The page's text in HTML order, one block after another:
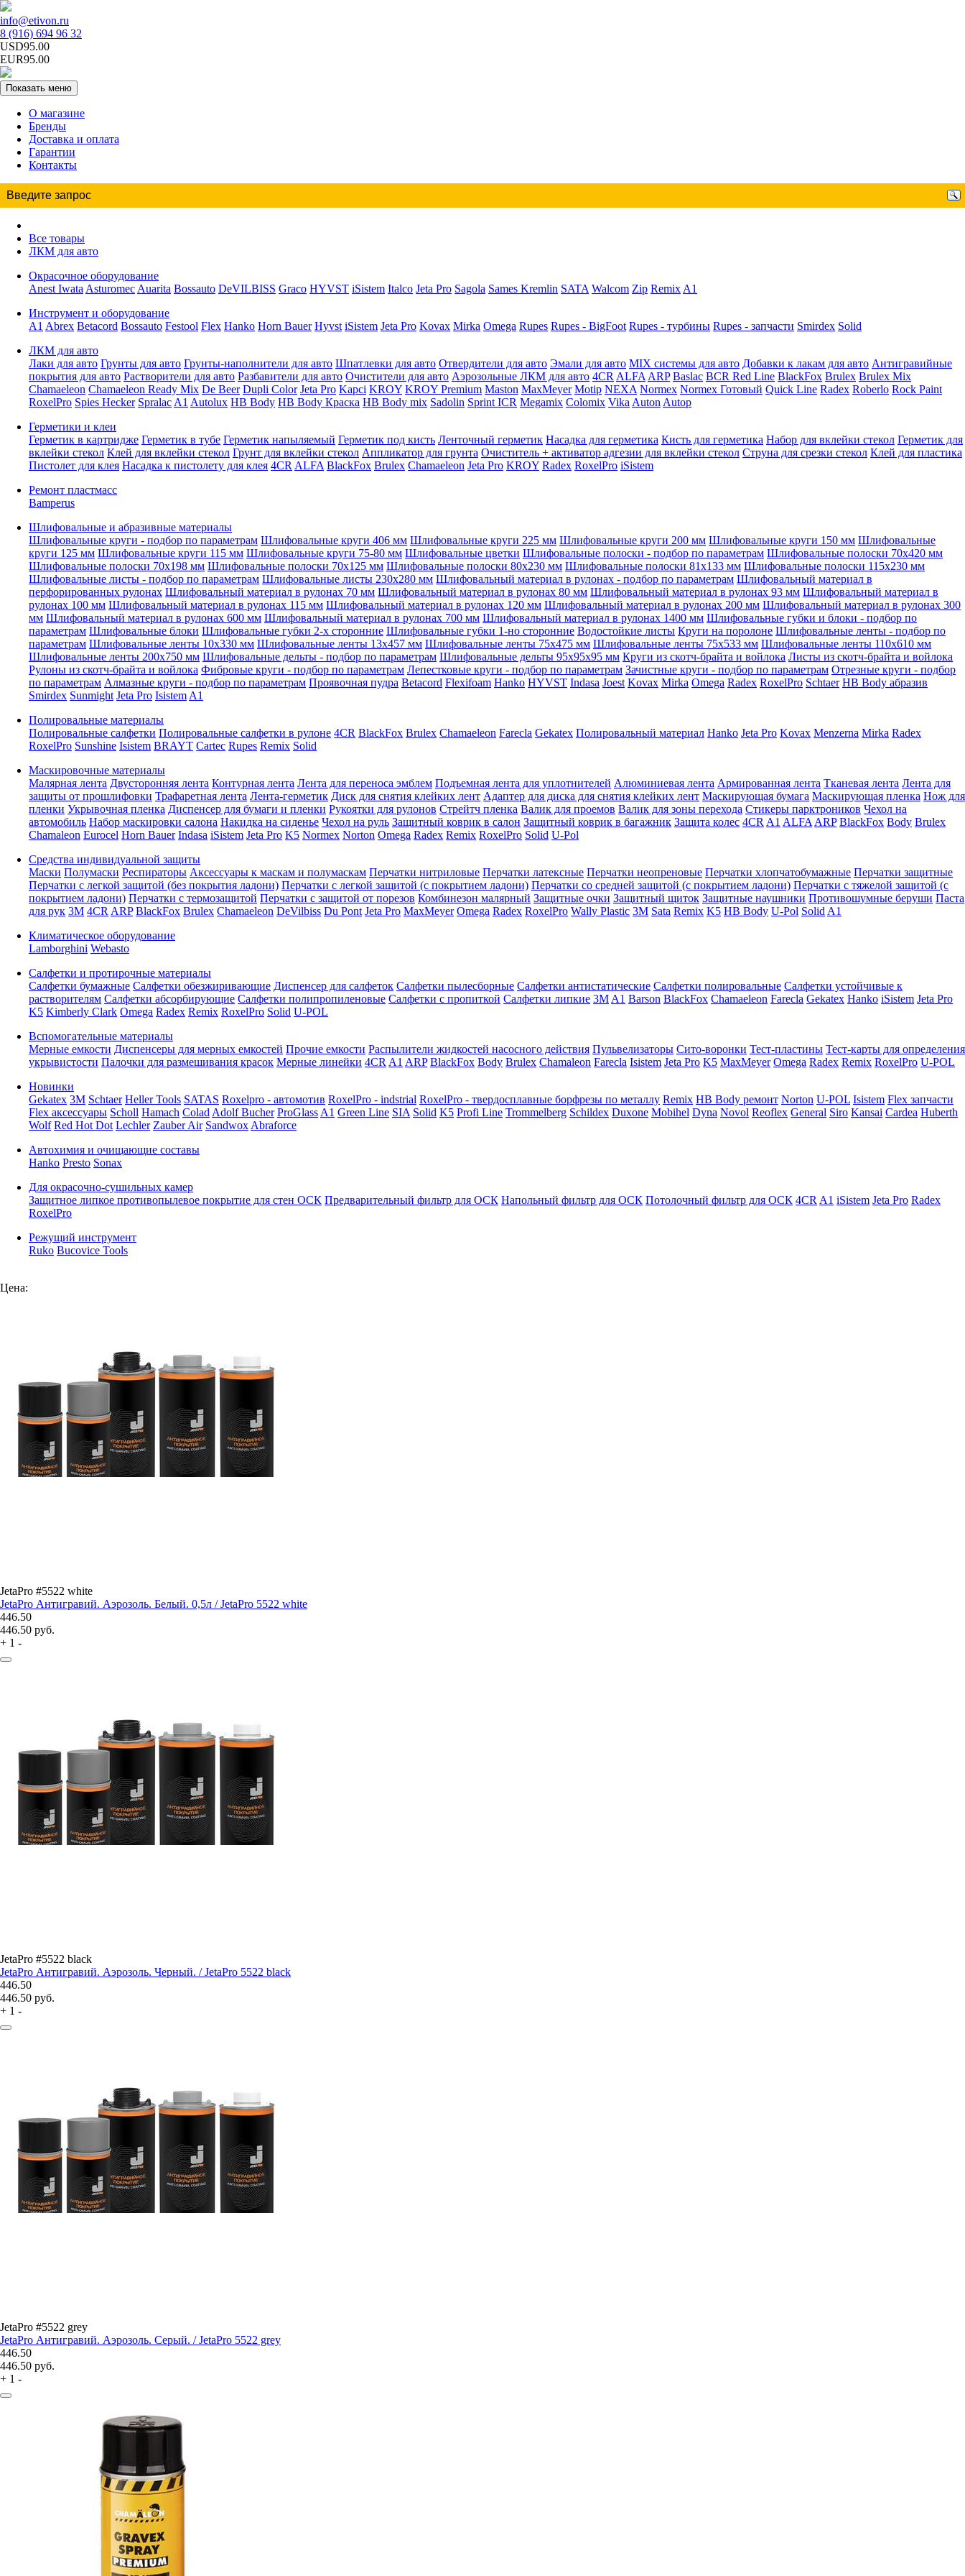
info@etivon.ru
8 (916) 694 96 32
USD95.00
EUR95.00
Показать меню
О магазине
Бренды
Доставка и оплата
Гарантии
Контакты
Все товары
ЛКМ для авто
Окрасочное оборудование
Anest Iwata Asturomec Auarita Bossauto DeVILBISS Graco HYVST iSistem Italco Jeta Pro Sagola Sames Kremlin SATA Walcom Zip Remix A1
Инструмент и оборудование
A1 Abrex Betacord Bossauto Festool Flex Hanko Horn Bauer Hyvst iSistem Jeta Pro Kovax Mirka Omega Rupes Rupes - BigFoot Rupes - турбины Rupes - запчасти Smirdex Solid
ЛКМ для авто
Лаки для авто Грунты для авто Грунты-наполнители для авто Шпатлевки для авто Отвердители для авто Эмали для авто MIX системы для авто Добавки к лакам для авто Антигравийные
покрытия для авто Растворители для авто Разбавители для авто Очистители для авто Аэрозольные ЛКМ для авто 4CR ALFA ARP Baslac BCR Red Line BlackFox Brulex Brulex Mix
Chamaeleon Chamaeleon Ready Mix De Beer Dupli Color Jeta Pro Kapci KROY KROY Premium Maston MaxMeyer Motip NEXA Normex Normex Готовый Quick Line Radex Roberlo Rock Paint
RoxelPro Spies Hecker Spralac A1 Autolux HB Body HB Body Краска HB Body mix Sadolin Sprint ICR Megamix Colomix Vika Auton Autop
Герметики и клеи
Герметик в картридже Герметик в тубе Герметик напыляемый Герметик под кисть Ленточный герметик Насадка для герметика Кисть для герметика Набор для вклейки стекол Герметик для
вклейки стекол Клей для вклейки стекол Грунт для вклейки стекол Аппликатор для грунта Очиститель + активатор адгезии для вклейки стекол Струна для срезки стекол Клей для пластика
Пистолет для клея Насадка к пистолету для клея 4CR ALFA BlackFox Brulex Chamaeleon Jeta Pro KROY Radex RoxelPro iSistem
Ремонт пластмасс
Bamperus
Шлифовальные и абразивные материалы
Шлифовальные круги - подбор по параметрам Шлифовальные круги 406 мм Шлифовальные круги 225 мм Шлифовальные круги 200 мм Шлифовальные круги 150 мм Шлифовальные
круги 125 мм Шлифовальные круги 115 мм Шлифовальные круги 75-80 мм Шлифовальные цветки Шлифовальные полоски - подбор по параметрам Шлифовальные полоски 70x420 мм
Шлифовальные полоски 70x198 мм Шлифовальные полоски 70x125 мм Шлифовальные полоски 80x230 мм Шлифовальные полоски 81x133 мм Шлифовальные полоски 115x230 мм
Шлифовальные листы - подбор по параметрам Шлифовальные листы 230x280 мм Шлифовальный материал в рулонах - подбор по параметрам Шлифовальный материал в
перфорированных рулонах Шлифовальный материал в рулонах 70 мм Шлифовальный материал в рулонах 80 мм Шлифовальный материал в рулонах 93 мм Шлифовальный материал в
рулонах 100 мм Шлифовальный материал в рулонах 115 мм Шлифовальный материал в рулонах 120 мм Шлифовальный материал в рулонах 200 мм Шлифовальный материал в рулонах 300
мм Шлифовальный материал в рулонах 600 мм Шлифовальный материал в рулонах 700 мм Шлифовальный материал в рулонах 1400 мм Шлифовальные губки и блоки - подбор по
параметрам Шлифовальные блоки Шлифовальные губки 2-х сторонние Шлифовальные губки 1-но сторонние Водостойкие листы Круги на поролоне Шлифовальные ленты - подбор по
параметрам Шлифовальные ленты 10x330 мм Шлифовальные ленты 13x457 мм Шлифовальные ленты 75x475 мм Шлифовальные ленты 75x533 мм Шлифовальные ленты 110x610 мм
Шлифовальные ленты 200x750 мм Шлифовальные дельты - подбор по параметрам Шлифовальные дельты 95x95x95 мм Круги из скотч-брайта и войлока Листы из скотч-брайта и войлока
Рулоны из скотч-брайта и войлока Фибровые круги - подбор по параметрам Лепестковые круги - подбор по параметрам Зачистные круги - подбор по параметрам Отрезные круги - подбор
по параметрам Алмазные круги - подбор по параметрам Проявочная пудра Betacord Flexifoam Hanko HYVST Indasa Joest Kovax Mirka Omega Radex RoxelPro Schtaer HB Body абразив
Smirdex Sunmight Jeta Pro Isistem A1
Полировальные материалы
Полировальные салфетки Полировальные салфетки в рулоне 4CR BlackFox Brulex Chamaeleon Farecla Gekatex Полировальный материал Hanko Jeta Pro Kovax Menzerna Mirka Radex
RoxelPro Sunshine Isistem BRAYT Cartec Rupes Remix Solid
Маскировочные материалы
Малярная лента Двусторонняя лента Контурная лента Лента для переноса эмблем Подъемная лента для уплотнителей Алюминиевая лента Армированная лента Тканевая лента Лента для
защиты от прошлифовки Трафаретная лента Лента-герметик Диск для снятия клейких лент Адаптер для диска для снятия клейких лент Маскирующая бумага Маскирующая пленка Нож для
пленки Укрывочная пленка Диспенсер для бумаги и пленки Рукоятки для рулонов Стрейтч пленка Валик для проемов Валик для зоны перехода Стикеры парктроников Чехол на
автомобиль Набор маскировки салона Накидка на сиденье Чехол на руль Защитный коврик в салон Защитный коврик в багажник Защита колес 4CR A1 ALFA ARP BlackFox Body Brulex
Chamaleon Eurocel Horn Bauer Indasa iSistem Jeta Pro K5 Normex Norton Omega Radex Remix RoxelPro Solid U-Pol
Средства индивидуальной защиты
Маски Полумаски Респираторы Аксессуары к маскам и полумаскам Перчатки нитриловые Перчатки латексные Перчатки неопреновые Перчатки хлопчатобумажные Перчатки защитные
Перчатки с легкой защитой (без покрытия ладони) Перчатки с легкой защитой (с покрытием ладони) Перчатки со средней защитой (с покрытием ладони) Перчатки с тяжелой защитой (с
покрытием ладони) Перчатки с термозащитой Перчатки с защитой от порезов Комбинезон малярный Защитные очки Защитный щиток Защитные наушники Противошумные беруши Паста
для рук 3M 4CR ARP BlackFox Brulex Chamaeleon DeVilbiss Du Pont Jeta Pro MaxMeyer Omega Radex RoxelPro Wally Plastic 3M Sata Remix K5 HB Body U-Pol Solid A1
Климатическое оборудование
Lamborghini Webasto
Салфетки и протирочные материалы
Салфетки бумажные Салфетки обезжиривающие Диспенсер для салфеток Салфетки пылесборные Салфетки антистатические Салфетки полировальные Салфетки устойчивые к
растворителям Салфетки абсорбирующие Салфетки полипропиленовые Салфетки с пропиткой Салфетки липкие 3M A1 Barson BlackFox Chamaeleon Farecla Gekatex Hanko iSistem Jeta Pro
K5 Kimberly Clark Omega Radex Remix RoxelPro Solid U-POL
Вспомогательные материалы
Мерные емкости Диспенсеры для мерных емкостей Прочие емкости Распылители жидкостей насосного действия Пульвелизаторы Сито-воронки Тест-пластины Тест-карты для определения
укрывистости Палочки для размешивания красок Мерные линейки 4CR A1 ARP BlackFox Body Brulex Chamaleon Farecla Isistem Jeta Pro K5 MaxMeyer Omega Radex Remix RoxelPro U-POL
Новинки
Gekatex 3M Schtaer Heller Tools SATAS Roxelpro - автомотив RoxelPro - indstrial RoxelPro - твердосплавные борфрезы по металлу Remix HB Body ремонт Norton U-POL Isistem Flex запчасти
Flex аксессуары Scholl Hamach Colad Adolf Bucher ProGlass A1 Green Line SIA Solid K5 Profi Line Trommelberg Schildex Duxone Mobihel Dyna Novol Reoflex General Siro Kansai Cardea Huberth
Wolf Red Hot Dot Lechler Zauber Air Sandwox Abraforce
Автохимия и очищающие составы
Hanko Presto Sonax
Для окрасочно-сушильных камер
Защитное липкое противопылевое покрытие для стен ОСК Предварительный фильтр для ОСК Напольный фильтр для ОСК Потолочный фильтр для ОСК 4CR A1 iSistem Jeta Pro Radex
RoxelPro
Режущий инструмент
Ruko Bucovice Tools
Цена:
JetaPro #5522 white
JetaPro Антигравий. Аэрозоль. Белый. 0,5л / JetaPro 5522 white
446.50
446.50 руб.
+ 1 -
JetaPro #5522 black
JetaPro Антигравий. Аэрозоль. Черный. / JetaPro 5522 black
446.50
446.50 руб.
+ 1 -
JetaPro #5522 grey
JetaPro Антигравий. Аэрозоль. Серый. / JetaPro 5522 grey
446.50
446.50 руб.
+ 1 -